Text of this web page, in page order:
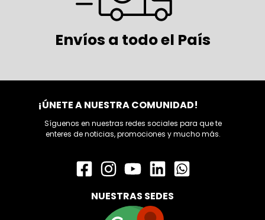
Envíos a todo el País
¡ÚNETE A NUESTRA COMUNIDAD!
Síguenos en nuestras redes sociales para que te
enteres de noticias, promociones y mucho más.
NUESTRAS SEDES